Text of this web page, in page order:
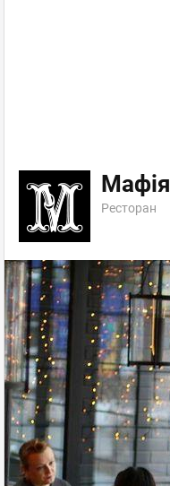
Мафія
Ресторан